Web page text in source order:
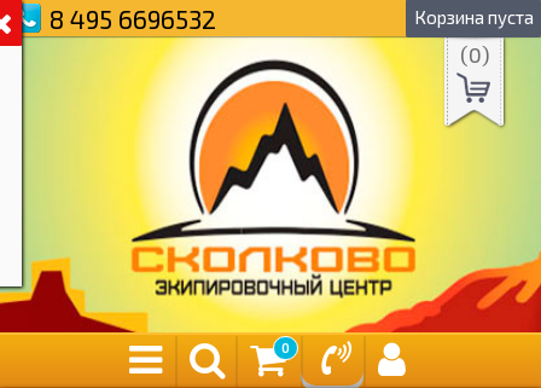
8 495 6696532 Корзина пуста
(0)
0